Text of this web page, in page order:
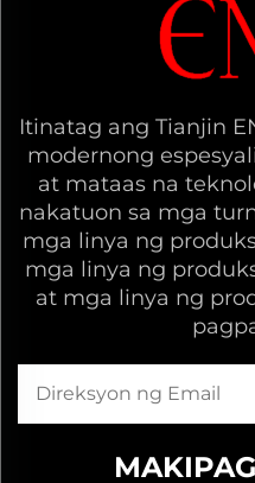
Itinatag ang Tianjin
modernong
at mataas na
nakatuon sa mga
mga linya ng
mga linya ng
at mga linya ng